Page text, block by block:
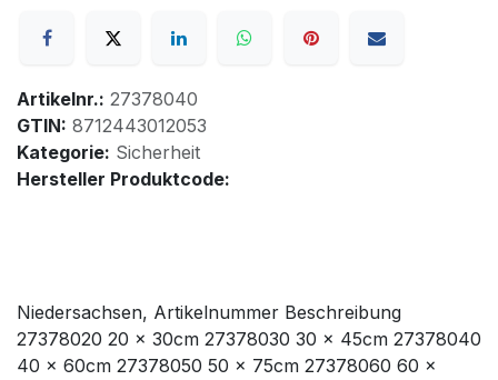
Artikelnr.: 27378040
GTIN: 8712443012053
Kategorie: Sicherheit
Hersteller Produktcode:
Niedersachsen, Artikelnummer Beschreibung
27378020 20 x 30cm 27378030 30 x 45cm 27378040
40 x 60cm 27378050 50 x 75cm 27378060 60 x